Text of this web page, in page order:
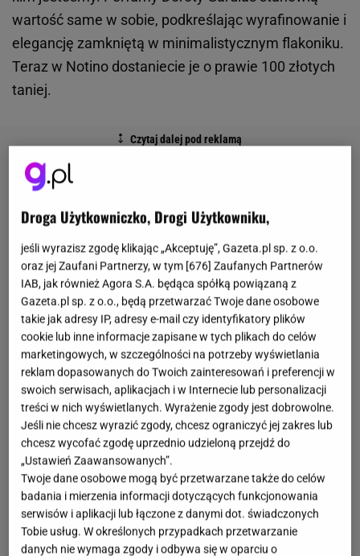
wartość same w sobie, podkreślając wyrafinowanie i
elegancję zamkniętą w minimalistycznym flakoniku.
Teraz w Notino dostaniecie je o prawie 100 złotych
taniej.
Droga Użytkowniczko, Drogi Użytkowniku,
jeśli wyrazisz zgodę klikając „Akceptuję”, Gazeta.pl sp. z o.o.
oraz jej Zaufani Partnerzy, w tym [676] Zaufanych Partnerów
IAB, jak również Agora S.A. będąca spółką powiązaną z
Gazeta.pl sp. z o.o., będą przetwarzać Twoje dane osobowe
takie jak adresy IP, adresy e-mail czy identyfikatory plików
cookie lub inne informacje zapisane w tych plikach do celów
marketingowych, w szczególności na potrzeby wyświetlania
reklam dopasowanych do Twoich zainteresowań i preferencji w
swoich serwisach, aplikacjach i w Internecie lub personalizacji
treści w nich wyświetlanych. Wyrażenie zgody jest dobrowolne.
Jeśli nie chcesz wyrazić zgody, chcesz ograniczyć jej zakres lub
chcesz wycofać zgodę uprzednio udzieloną przejdź do
„Ustawień Zaawansowanych”.
Twoje dane osobowe mogą być przetwarzane także do celów
badania i mierzenia informacji dotyczących funkcjonowania
serwisów i aplikacji lub łączone z danymi dot. świadczonych
Tobie usług. W określonych przypadkach przetwarzanie
danych nie wymaga zgody i odbywa się w oparciu o